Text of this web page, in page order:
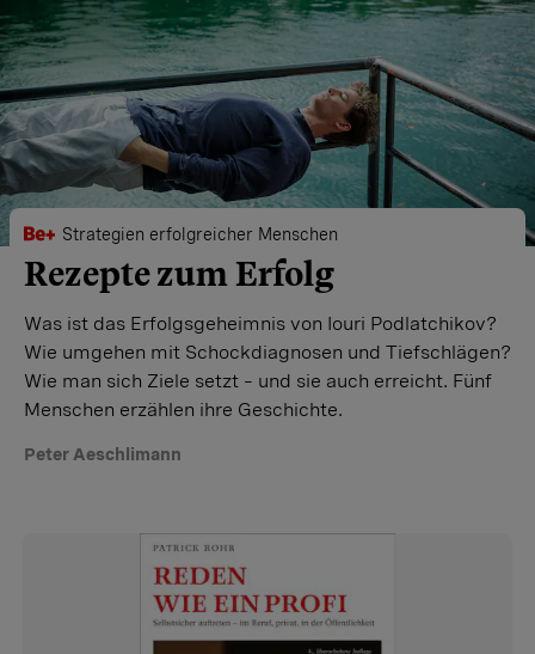
Strategien erfolgreicher Menschen
Rezepte zum Erfolg
Was ist das Erfolgsgeheimnis von Iouri Podlatchikov?
Wie umgehen mit Schockdiagnosen und Tiefschlägen?
Wie man sich Ziele setzt – und sie auch erreicht. Fünf
Menschen erzählen ihre Geschichte.
Peter Aeschlimann